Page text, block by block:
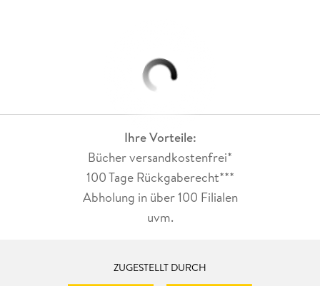
Ihre Vorteile:
Bücher versandkostenfrei*
100 Tage Rückgaberecht***
Abholung in über 100 Filialen
uvm.
ZUGESTELLT DURCH